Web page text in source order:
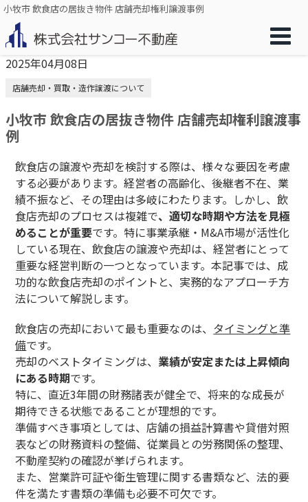
小牧市 飲食店の居抜き物件 店舗売却権利譲渡事例
2025年04月08日
店舗売却・買取・造作譲渡について
小牧市 飲食店の居抜き物件 店舗売却権利譲渡事
例
飲食店の譲渡や売却を検討する際は、様々な要因を考慮
する必要があります。経営者の高齢化、後継者不在、業
績不振など、その理由は多岐にわたります。しかし、飲
食店売却のプロセスは複雑で、適切な時期や方法を見極
めることが重要です。特に事業承継・M&A市場が活性化
している現在、飲食店の譲渡や売却は、経営者にとって
重要な経営判断の一つとなっています。本記事では、成
功的な飲食店売却のポイントと、実務的なアプローチ方
法について解説します。
飲食店の売却において最も重要なのは、 タイミングと準
備です。
売却のベストタイミングは、 業績が安定または上昇傾向
にある時期です。
特に、直近3年間の財務諸表が健全で、将来的な成長が
期待できる状態であることが理想的です。
準備すべき事項としては、店舗の損益計算書や貸借対照
表などの財務資料の整備、従業員との労務関係の整理、
不動産契約の確認が挙げられます。
また、営業許可証や衛生管理に関する書類など、法的要
件を満たす書類の準備も必要不可欠です。